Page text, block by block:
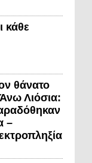
κάθε
θάνατο
Λιόσια:
–